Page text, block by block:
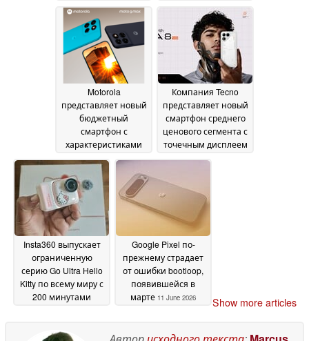
23 June 2026
проектором с
разрешением 2K
June 2026
Motorola
представляет новый
бюджетный
смартфон с
характеристиками
12 June 2026
Компания Tecno
представляет новый
смартфон среднего
ценового сегмента с
точечным дисплеем
Insta360 выпускает
ограниченную
серию Go Ultra Hello
Kitty по всему миру с
200 минутами
Google Pixel по-
прежнему страдает
от ошибки bootloop,
появившейся в
марте 11 June 2026 Show more articles